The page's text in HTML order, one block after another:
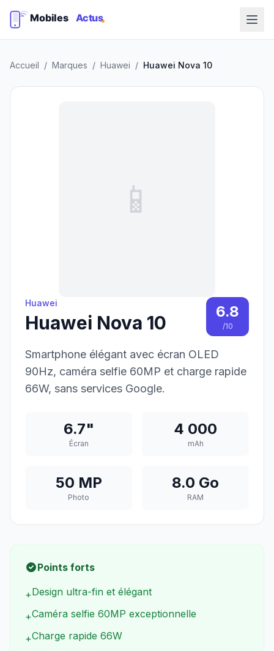
Accueil / Marques / Huawei / Huawei Nova 10
📱
Huawei
Huawei Nova 10
6.8
/10
Smartphone élégant avec écran OLED
90Hz, caméra selfie 60MP et charge rapide
66W, sans services Google.
6.7"
Écran
4 000
mAh
50 MP
Photo
8.0 Go
RAM
Points forts
+Design ultra-fin et élégant
+Caméra selfie 60MP exceptionnelle
+Charge rapide 66W